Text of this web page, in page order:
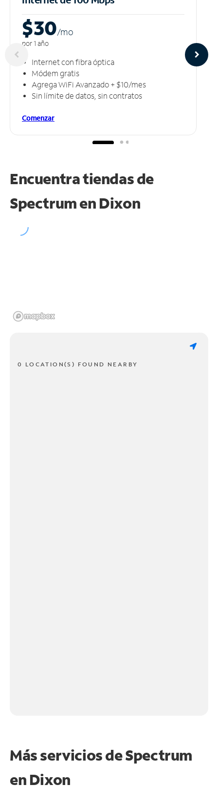
$30/mo
por 1 año
Internet con fibra óptica
Módem gratis
Agrega WiFi Avanzado + $10/mes
Sin límite de datos, sin contratos
Comenzar
Encuentra tiendas de
Spectrum en Dixon
0 LOCATION(S) FOUND NEARBY
Más servicios de Spectrum
en Dixon